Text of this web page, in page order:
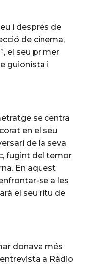
i després de
de cinema,
el seu primer
guionista i
se centra
en el seu
de la seva
fugint del temor
En aquest
se a les
el seu ritu de
donava més
a Ràdio